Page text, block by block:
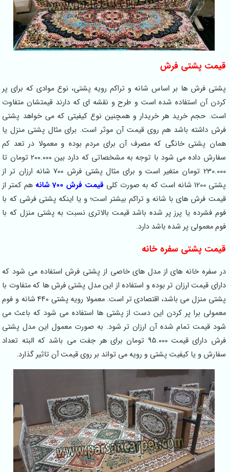
قیمت پشتی فرش
پشتی فرش ها بر اساس شانه و تراکم رویه پشتی، نوع موادی که برای پر
کردن آن استفاده شده است و طرح و نقشه ای که دارند قیمتشان متفاوت
است. حجم خرید هر خریدار و همچنین نوع کیفیتی که می خواهد پشتی
فرش داشته باشد هم روی قیمت آن موثر است. برای مثال پشتی منزل یا
همان پشتی خانگی که مصرف آن برای مردم بوده و معمولا در تعد کم
سفارش داده می شود با توجه به مشخصاتی که دارد بین 200.000 تومان تا
230.000 تومان متغیر است و برای مثال پشتی فرش 700 شانه ارزان تر از
پشتی 1200 شانه است که به صورت کلی
قیمت فرش 700 شانه
هم کمتر از
قیمت فرش های با شانه و تراکم بیشتر است؛ و یا اینکه پشتی فرشی که با
فوم فشرده یا پرز پر شده باشد قیمت بالاتری نسبت به پشتی منزل که با
فوم معمولی پر شده باشد دارد.
قیمت پشتی سفره خانه
در سفره خانه های از مدل های خاصی از پشتی فرش استفاده می شود که
دارای قیمت ارزان تر بوده و استفاده از این مدل پشتی فرش ها که متفاوت با
پشتی منزل می باشد، اقتصادی تر است. معمولا رویه پشتی 440 شانه و فوم
معمولی برا پر کردن این دست از پشتی ها استفاده می شود که باعث می
شود قیمت تمام شده آن ارزان تر شود. به صورت معمول این مدل پشتی
فرش دارای قیمت 95.000 تومان برای هر جفت می باشد که البته تعداد
سفارش و یا کیفیت پشتی و رویه می تواند بر روی قیمت آن تاثیر گذارد.